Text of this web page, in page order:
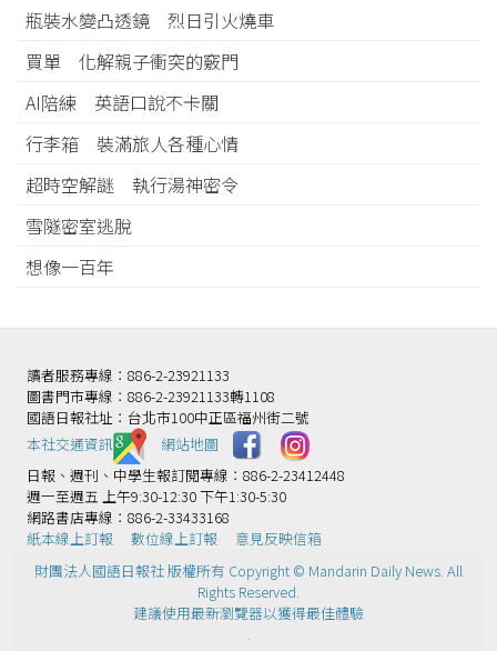
瓶裝水變凸透鏡 烈日引火燒車
買單 化解親子衝突的竅門
AI陪練 英語口說不卡關
行李箱 裝滿旅人各種心情
超時空解謎 執行湯神密令
雪隧密室逃脫
想像一百年
讀者服務專線：886-2-23921133
圖書門市專線：886-2-23921133轉1108
國語日報社址：台北市100中正區福州街二號
本社交通資訊️
網站地圖
日報、週刊、中學生報訂閱專線：886-2-23412448
週一至週五 上午9:30-12:30 下午1:30-5:30
網路書店專線：886-2-33433168
紙本線上訂報
數位線上訂報
意見反映信箱
財團法人國語日報社 版權所有 Copyright © Mandarin Daily News. All
Rights Reserved.
建議使用最新瀏覽器以獲得最佳體驗
.